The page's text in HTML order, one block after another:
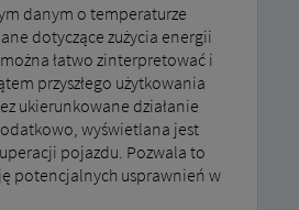
danym o temperaturze
dotyczące zużycia energii
łatwo zinterpretować i
przyszłego użytkowania
ukierunkowane działanie
wyświetlana jest
pojazdu. Pozwala to
potencjalnych usprawnień w